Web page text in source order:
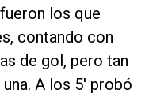
los que
contando con
de gol, pero tan
A los 5' probó